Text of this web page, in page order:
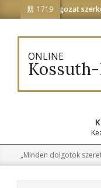
to
content
1719
szerkesztésében
ONLINE
„Minden dolgotok